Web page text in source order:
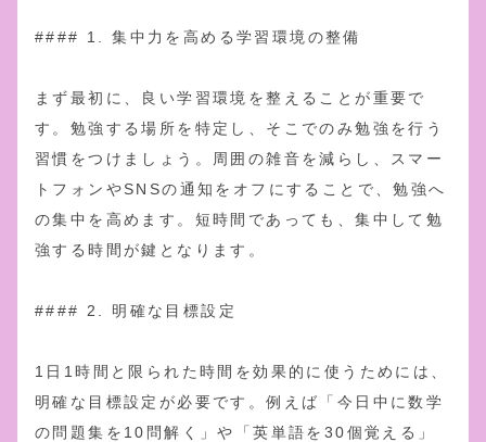
#### 1. 集中力を高める学習環境の整備
まず最初に、良い学習環境を整えることが重要で
す。勉強する場所を特定し、そこでのみ勉強を行う
習慣をつけましょう。周囲の雑音を減らし、スマー
トフォンやSNSの通知をオフにすることで、勉強へ
の集中を高めます。短時間であっても、集中して勉
強する時間が鍵となります。
#### 2. 明確な目標設定
1日1時間と限られた時間を効果的に使うためには、
明確な目標設定が必要です。例えば「今日中に数学
の問題集を10問解く」や「英単語を30個覚える」